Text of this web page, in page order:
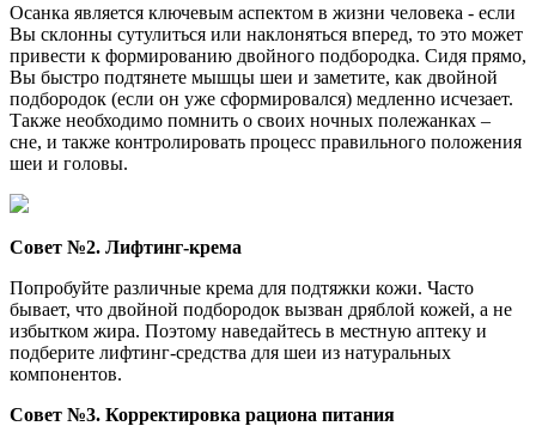
Осанка является ключевым аспектом в жизни человека - если
Вы склонны сутулиться или наклоняться вперед, то это может
привести к формированию двойного подбородка. Сидя прямо,
Вы быстро подтянете мышцы шеи и заметите, как двойной
подбородок (если он уже сформировался) медленно исчезает.
Также необходимо помнить о своих ночных полежанках –
сне, и также контролировать процесс правильного положения
шеи и головы.
Совет №2. Лифтинг-крема
Попробуйте различные крема для подтяжки кожи. Часто
бывает, что двойной подбородок вызван дряблой кожей, а не
избытком жира. Поэтому наведайтесь в местную аптеку и
подберите лифтинг-средства для шеи из натуральных
компонентов.
Совет №3. Корректировка рациона питания